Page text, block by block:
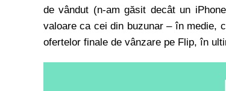
de vândut (n-am găsit decât un
valoare ca cei din buzunar – în medie,
ofertelor finale de vânzare pe Flip, în